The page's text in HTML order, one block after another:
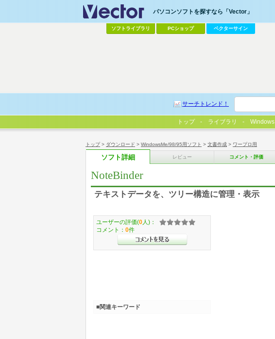
トップ> ダウンロード > WindowsMe/98/95用ソフト > 文書作成 > ワープロ用
ソフト詳細 レビュー コメント・評価
NoteBinder
テキストデータを、ツリー構造に管理・表示
ユーザーの評価(0 人)：
コメント： 0件
■関連キーワード
パソコンソフトを探すなら「Vector」
ソフトライブラリ PCショップ ベクターサイン
サーチトレンド！
トップ ライブラリ Windows